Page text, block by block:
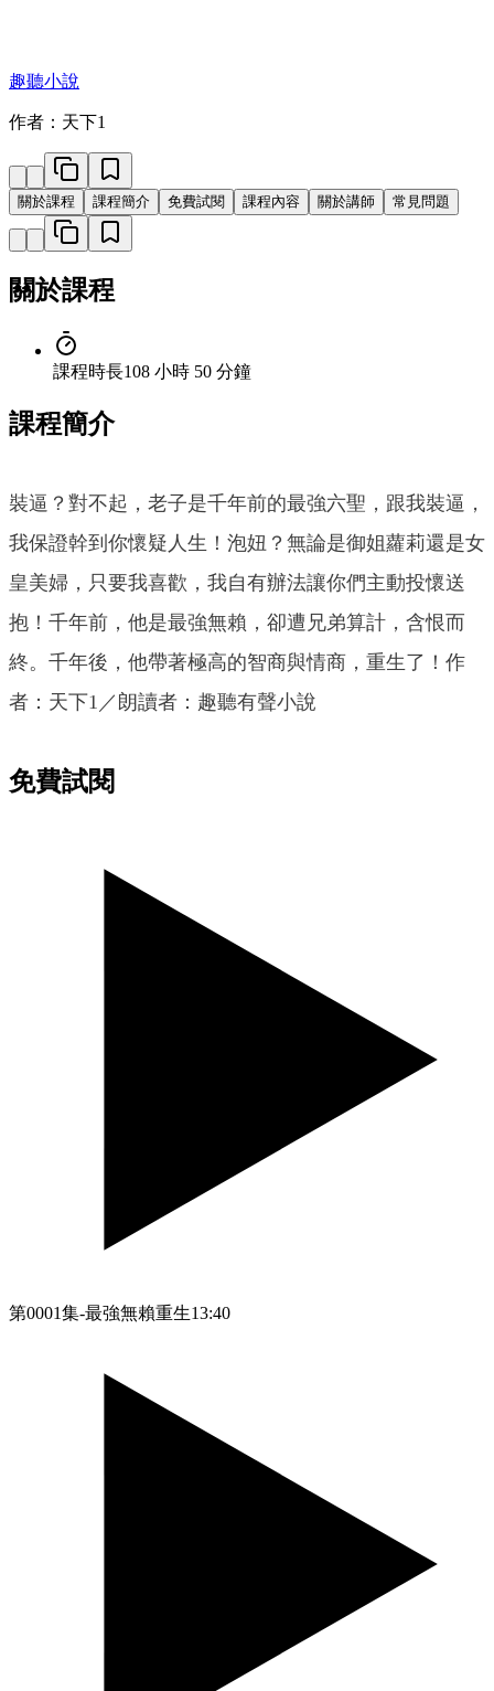
趣聽小說
作者：天下1
關於課程 課程簡介 免費試閱 課程內容 關於講師 常見問題
關於課程
課程時長108 小時 50 分鐘
課程簡介
裝逼？對不起，老子是千年前的最強六聖，跟我裝逼，
我保證幹到你懷疑人生！泡妞？無論是御姐蘿莉還是女
皇美婦，只要我喜歡，我自有辦法讓你們主動投懷送
抱！千年前，他是最強無賴，卻遭兄弟算計，含恨而
終。千年後，他帶著極高的智商與情商，重生了！作
者：天下1／朗讀者：趣聽有聲小說
免費試閱
第0001集-最強無賴重生13:40